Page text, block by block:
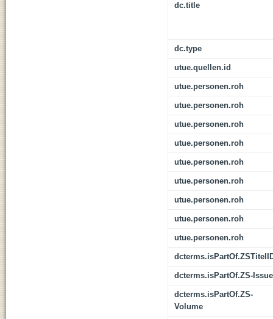
dc.title
dc.type
utue.quellen.id
utue.personen.roh
utue.personen.roh
utue.personen.roh
utue.personen.roh
utue.personen.roh
utue.personen.roh
utue.personen.roh
utue.personen.roh
utue.personen.roh
dcterms.isPartOf.ZS-Issue
dcterms.isPartOf.ZS-
Volume